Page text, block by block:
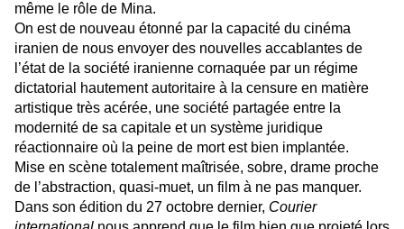
même le rôle de Mina.
On est de nouveau étonné par la capacité du cinéma
iranien de nous envoyer des nouvelles accablantes de
l’état de la société iranienne cornaquée par un régime
dictatorial hautement autoritaire à la censure en matière
artistique très acérée, une société partagée entre la
modernité de sa capitale et un système juridique
réactionnaire où la peine de mort est bien implantée.
Mise en scène totalement maîtrisée, sobre, drame proche
de l’abstraction, quasi-muet, un film à ne pas manquer.
Dans son édition du 27 octobre dernier, Courier